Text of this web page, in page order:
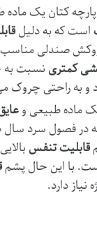
پارچه کتان یک ماده
است که به دلیل
روکش صندلی
کمتری نسبت به
و به راحتی چروک
ماده طبیعی و
فصول سرد سال
قابلیت تنفس
با این حال پشم
نیاز دارد.